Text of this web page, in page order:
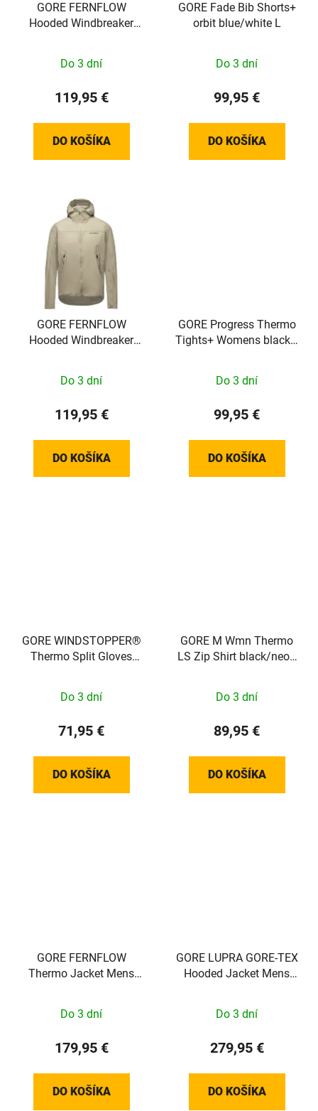
GORE FERNFLOW
Hooded Windbreaker
Do 3 dní
119,95 €
DO KOŠÍKA
GORE Fade Bib Shorts+
orbit blue/white L
Do 3 dní
99,95 €
DO KOŠÍKA
GORE FERNFLOW
Hooded Windbreaker
Do 3 dní
119,95 €
DO KOŠÍKA
GORE Progress Thermo
Tights+ Womens black /
Do 3 dní
99,95 €
DO KOŠÍKA
GORE WINDSTOPPER®
Thermo Split Gloves
Do 3 dní
71,95 €
DO KOŠÍKA
GORE M Wmn Thermo
LS Zip Shirt black/neon
Do 3 dní
89,95 €
DO KOŠÍKA
GORE FERNFLOW
Thermo Jacket Mens
Do 3 dní
179,95 €
DO KOŠÍKA
GORE LUPRA GORE-TEX
Hooded Jacket Mens
Do 3 dní
279,95 €
DO KOŠÍKA